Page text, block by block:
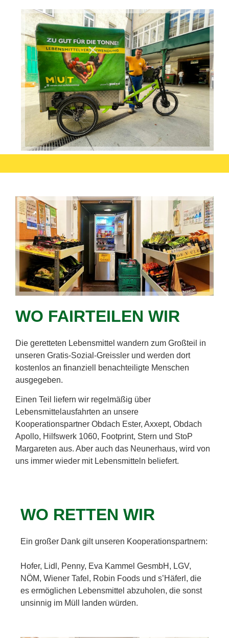
WO FAIRTEILEN WIR
Die geretteten Lebensmittel wandern zum Großteil in
unseren Gratis-Sozial-Greissler und werden dort
kostenlos an finanziell benachteiligte Menschen
ausgegeben.
Einen Teil liefern wir regelmäßig über
Lebensmittelausfahrten an unsere
Kooperationspartner Obdach Ester, Axxept, Obdach
Apollo, Hilfswerk 1060, Footprint, Stern und StoP
Margareten aus. Aber auch das Neunerhaus, wird von
uns immer wieder mit Lebensmitteln beliefert.
WO RETTEN WIR
Ein großer Dank gilt unseren Kooperationspartnern:
Hofer, Lidl, Penny, Eva Kammel GesmbH, LGV,
NÖM, Wiener Tafel, Robin Foods und s’Häferl, die
es ermöglichen Lebensmittel abzuholen, die sonst
unsinnig im Müll landen würden.